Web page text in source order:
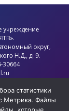
учреждение
округ,
Н.Д., д. 9.
30664
статистики
Метрика. Файлы